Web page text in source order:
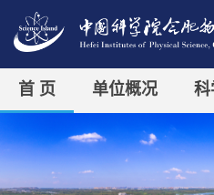
首 页 单位概况 科